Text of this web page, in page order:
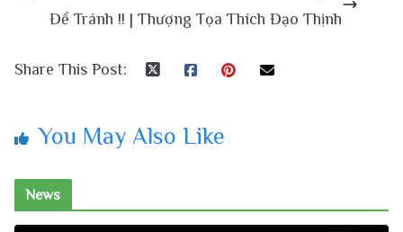
Để Tránh !! | Thượng Tọa Thích Đạo Thịnh
Share This Post:
You May Also Like
News